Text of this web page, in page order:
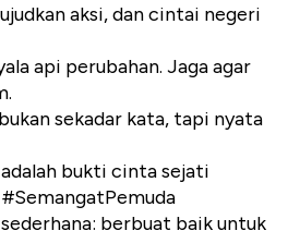
aksi, dan cintai negeri
api perubahan. Jaga agar
sekadar kata, tapi nyata
bukti cinta sejati
berbuat baik untuk